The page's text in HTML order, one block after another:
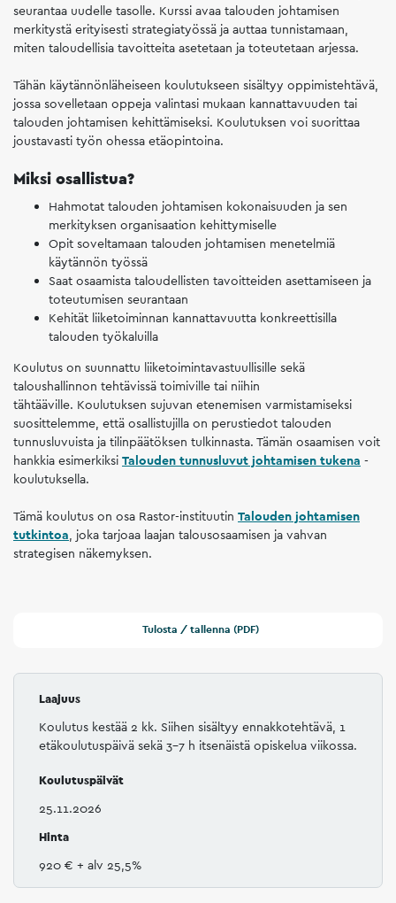
seurantaa uudelle tasolle. Kurssi avaa talouden johtamisen
merkitystä erityisesti strategiatyössä ja auttaa tunnistamaan,
miten taloudellisia tavoitteita asetetaan ja toteutetaan arjessa.
Tähän käytännönläheiseen koulutukseen sisältyy oppimistehtävä,
jossa sovelletaan oppeja valintasi mukaan kannattavuuden tai
talouden johtamisen kehittämiseksi. Koulutuksen voi suorittaa
joustavasti työn ohessa etäopintoina.
Miksi osallistua?
Hahmotat talouden johtamisen kokonaisuuden ja sen
merkityksen organisaation kehittymiselle
Opit soveltamaan talouden johtamisen menetelmiä
käytännön työssä
Saat osaamista taloudellisten tavoitteiden asettamiseen ja
toteutumisen seurantaan
Kehität liiketoiminnan kannattavuutta konkreettisilla
talouden työkaluilla
Koulutus on suunnattu liiketoimintavastuullisille sekä
taloushallinnon tehtävissä toimiville tai niihin
tähtääville. Koulutuksen sujuvan etenemisen varmistamiseksi
suosittelemme, että osallistujilla on perustiedot talouden
tunnusluvuista ja tilinpäätöksen tulkinnasta. Tämän osaamisen voit
hankkia esimerkiksi Talouden tunnusluvut johtamisen tukena -
koulutuksella.
Tämä koulutus on osa Rastor-instituutin Talouden johtamisen
tutkintoa , joka tarjoaa laajan talousosaamisen ja vahvan
strategisen näkemyksen.
Tulosta / tallenna (PDF)
Laajuus
Koulutus kestää 2 kk. Siihen sisältyy ennakkotehtävä, 1
etäkoulutuspäivä sekä 3–7 h itsenäistä opiskelua viikossa.
Koulutuspäivät
25.11.2026
Hinta
920 € + alv 25,5%